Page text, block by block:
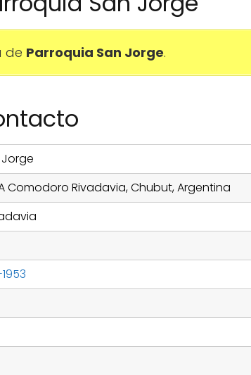
de Parroquia San Jorge.
Comodoro Rivadavia, Chubut, Argentina